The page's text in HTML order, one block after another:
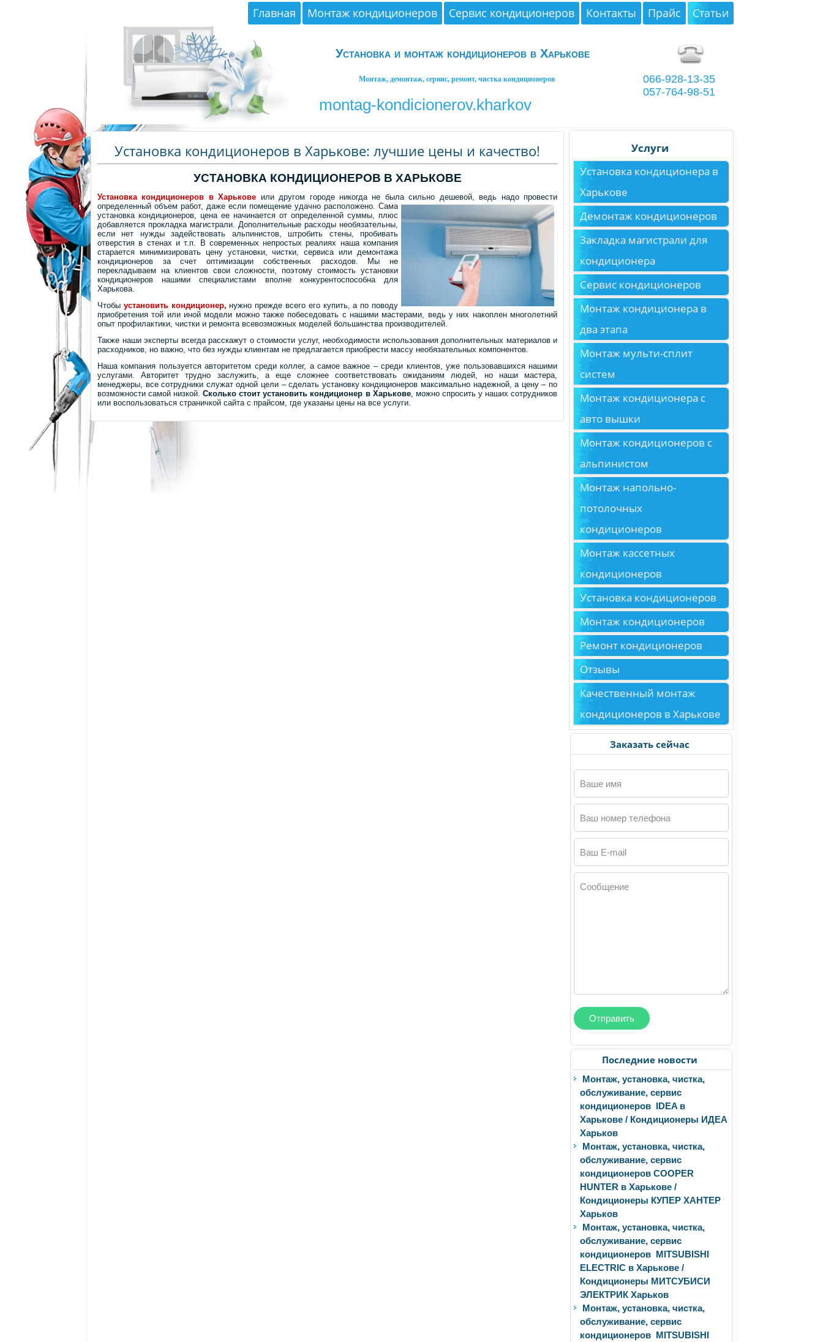
Главная Монтаж кондиционеров Сервис кондиционеров Контакты Прайс Статьи
066-928-13-35
057-764-98-51
montag-kondicionerov.kharkov
Установка и монтаж кондиционеров в Харькове
Монтаж, демонтаж, сервис, ремонт, чистка кондиционеров
Установка кондиционеров в Харькове: лучшие цены и качество!
УСТАНОВКА КОНДИЦИОНЕРОВ В ХАРЬКОВЕ
Установка кондиционеров в Харькове или другом городе никогда не была сильно дешевой, ведь надо провести
определенный объем работ, даже если помещение удачно расположено. Сама
установка кондиционеров, цена ее начинается от определенной суммы, плюс
добавляется прокладка магистрали. Дополнительные расходы необязательны,
если нет нужды задействовать альпинистов, штробить стены, пробивать
отверстия в стенах и т.п. В современных непростых реалиях наша компания
старается минимизировать цену установки, чистки, сервиса или демонтажа
кондиционеров за счет оптимизации собственных расходов. Мы не
перекладываем на клиентов свои сложности, поэтому стоимость установки
кондиционеров нашими специалистами вполне конкурентоспособна для
Харькова.
Чтобы установить кондиционер, нужно прежде всего его купить, а по поводу
приобретения той или иной модели можно также побеседовать с нашими мастерами, ведь у них накоплен многолетний
опыт профилактики, чистки и ремонта всевозможных моделей большинства производителей.
Также наши эксперты всегда расскажут о стоимости услуг, необходимости использования дополнительных материалов и
расходников, но важно, что без нужды клиентам не предлагается приобрести массу необязательных компонентов.
Наша компания пользуется авторитетом среди коллег, а самое важное – среди клиентов, уже пользовавшихся нашими
услугами. Авторитет трудно заслужить, а еще сложнее соответствовать ожиданиям людей, но наши мастера,
менеджеры, все сотрудники служат одной цели – сделать установку кондиционеров максимально надежной, а цену – по
возможности самой низкой.Сколько стоит установить кондиционер в Харькове, можно спросить у наших сотрудников
или воспользоваться страничкой сайта с прайсом, где указаны цены на все услуги.
Услуги
Установка кондиционера в
Харькове
Демонтаж кондиционеров
Закладка магистрали для
кондиционера
Сервис кондиционеров
Монтаж кондиционера в
два этапа
Монтаж мульти-сплит
систем
Монтаж кондиционера с
авто вышки
Монтаж кондиционеров с
альпинистом
Монтаж напольно-
потолочных
кондиционеров
Монтаж кассетных
кондиционеров
Установка кондиционеров
Монтаж кондиционеров
Ремонт кондиционеров
Отзывы
Качественный монтаж
кондиционеров в Харькове
Заказать сейчас
Ваше имя
Ваш номер телефона
Ваш E-mail
Сообщение
Последние новости
Монтаж, установка, чистка,
обслуживание, сервис
кондиционеров IDEA в
Харькове / Кондиционеры ИДЕА
Харьков
Монтаж, установка, чистка,
обслуживание, сервис
кондиционеров COOPER
HUNTER в Харькове /
Кондиционеры КУПЕР ХАНТЕР
Харьков
Монтаж, установка, чистка,
обслуживание, сервис
кондиционеров MITSUBISHI
ELECTRIC в Харькове /
Кондиционеры МИТСУБИСИ
ЭЛЕКТРИК Харьков
Монтаж, установка, чистка,
обслуживание, сервис
кондиционеров MITSUBISHI